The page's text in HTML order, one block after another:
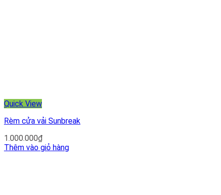
Quick View
Rèm cửa vải Sunbreak
1.000.000₫
Thêm vào giỏ hàng